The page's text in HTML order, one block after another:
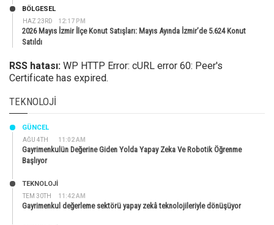
HAZ 23RD 12:17 PM
BÖLGESEL
2026 Mayıs İzmir İlçe Konut Satışları: Mayıs Ayında İzmir’de 5.624 Konut
Satıldı
RSS hatası: WP HTTP Error: cURL error 60: Peer's
Certificate has expired.
TEKNOLOJI
AĞU 4TH 11:02 AM
GÜNCEL
Gayrimenkulün Değerine Giden Yolda Yapay Zeka Ve Robotik Öğrenme
Başlıyor
TEM 30TH 11:42 AM
TEKNOLOJİ
Gayrimenkul değerleme sektörü yapay zekâ teknolojileriyle dönüşüyor